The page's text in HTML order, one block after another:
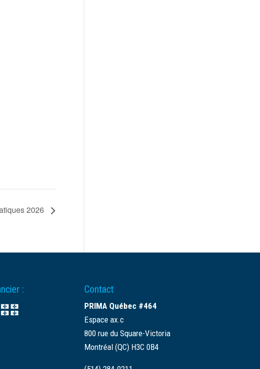
2026
: Contact
PRIMA Québec #464
Espace ax.c
800 rue du Square-Victoria
Montréal (QC) H3C 0B4